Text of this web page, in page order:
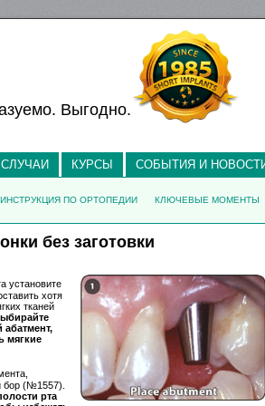
Выгодно.
КУРСЫ СОБЫТИЯ И
ПО ОРТОПЕДИИ КЛЮЧЕВЫЕ МОМЕНТЫ
без заготовки
установите
хотя
тканей
мягкие
бор (№1557).
рта